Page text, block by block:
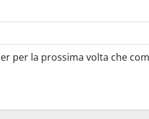
per la prossima volta che